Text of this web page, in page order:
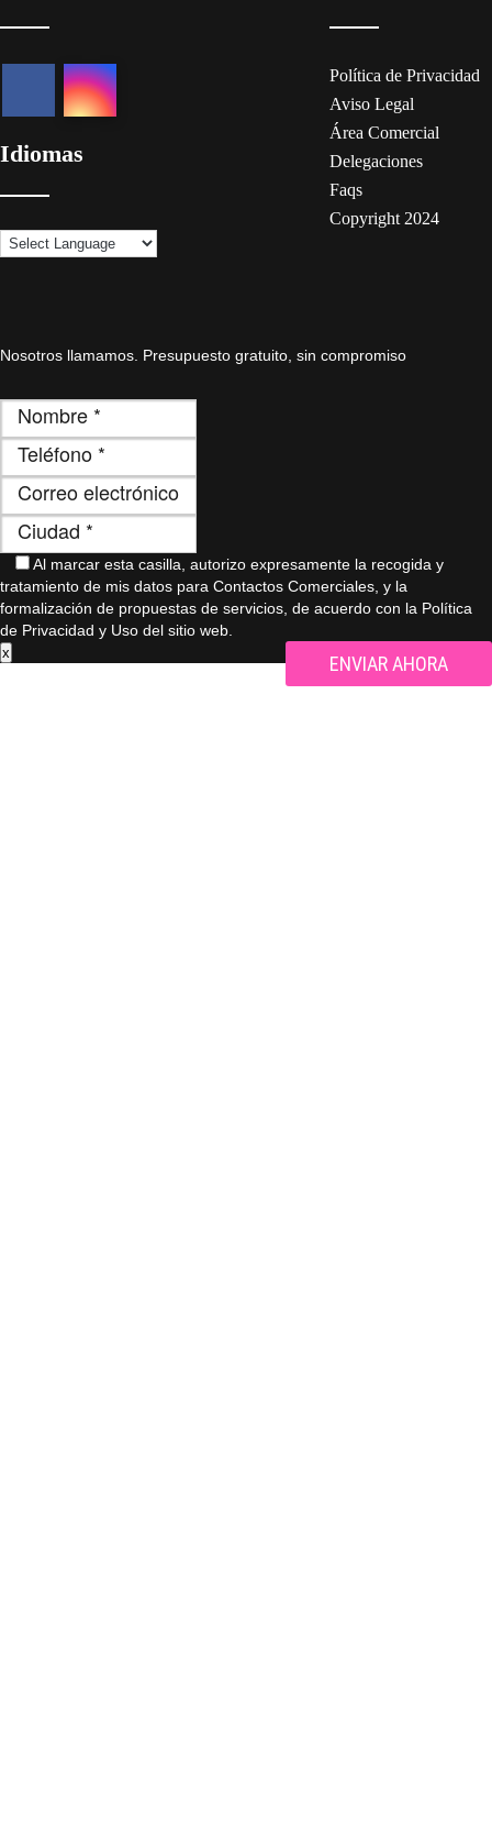
Idiomas
Política de Privacidad
Aviso Legal
Área Comercial
Delegaciones
Faqs
Copyright 2024
Nosotros llamamos. Presupuesto gratuito, sin compromiso
Al marcar esta casilla, autorizo ​​expresamente la recogida y
tratamiento de mis datos para Contactos Comerciales, y la
formalización de propuestas de servicios, de acuerdo con la Política
de Privacidad y Uso del sitio web.
x